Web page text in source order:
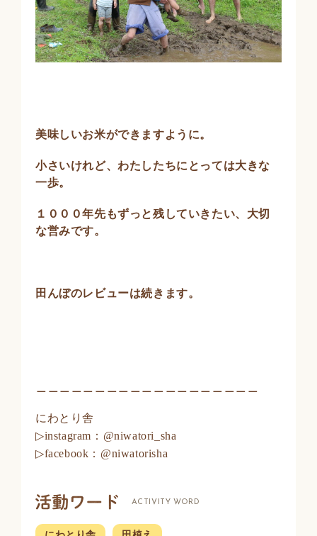
美味しいお米ができますように。
小さいけれど、わたしたちにとっては大きな
一歩。
１０００年先もずっと残していきたい、大切
な営みです。
田んぼのレビューは続きます。
にわとり舎
▷instagram：@niwatori_sha
▷facebook：@niwatorisha
ACTIVITY WORD